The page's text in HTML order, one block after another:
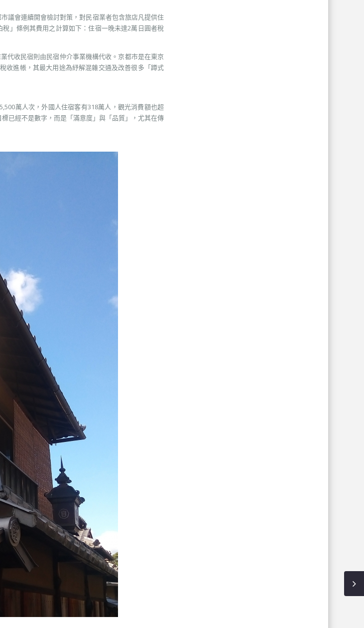
議會連續開會檢討對策，對民宿業者包含旅店凡提供住
」條例其費用之計算如下：住宿一晚未達2萬日圓者稅
代收民宿則由民宿仲介事業機構代收。京都市是在東京
收進帳，其最大用途為紓解混雜交通及改善很多「蹲式
萬人次，外國人住宿客有318萬人，觀光消費額也超
已經不是數字，而是「滿意度」與「品質」，尤其在傳